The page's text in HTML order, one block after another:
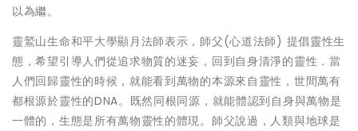
以為繼。
靈鷲山生命和平大學顯月法師表示，師父(心道法師) 提倡靈性生
態，希望引導人們從追求物質的迷妄，回到自身清淨的靈性．當
人們回歸靈性的時候，就能看到萬物的本源來自靈性，世間萬有
都根源於靈性的DNA。既然同根同源，就能體認到自身與萬物是
一體的，生態是所有萬物靈性的體現。師父說過，人類與地球是